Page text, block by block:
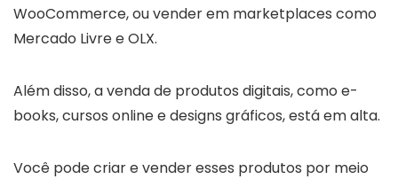
WooCommerce, ou vender em marketplaces como
Mercado Livre e OLX.
Além disso, a venda de produtos digitais, como e-
books, cursos online e designs gráficos, está em alta.
Você pode criar e vender esses produtos por meio